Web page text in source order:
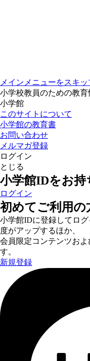
メインメニューをスキ
小学校教員のための教
小学館
このサイトについて
小学館の教育書
お問い合わせ
メルマガ登録
ログイン
とじる
小学館IDをお持
ログイン
初めてご利用の
小学館IDに登録してロ
度がアップするほか、
会員限定コンテンツお
す。
新規登録